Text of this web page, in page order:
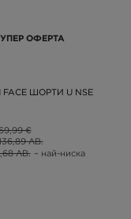
ОФЕРТА
FACE ШОРТИ U NSE
€
ЛВ.
ЛВ. – най-ниска